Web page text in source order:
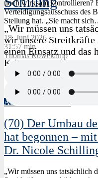
„Wir müssen uns
wir unsere Streitkräfte
einen Einsatz und das
Krieg gegen einen…
noch wirksam kontrollieren?
Verteidigungsausschuss des
Stellung hat. „Sie macht
18. Juni 2026
31:57 min
Thomas Röwekamp
Atlantic Talk Podcast
(70) Der Umbau
hat begonnen –
Dr. Nicole
„Wir müssen uns tatsächlich